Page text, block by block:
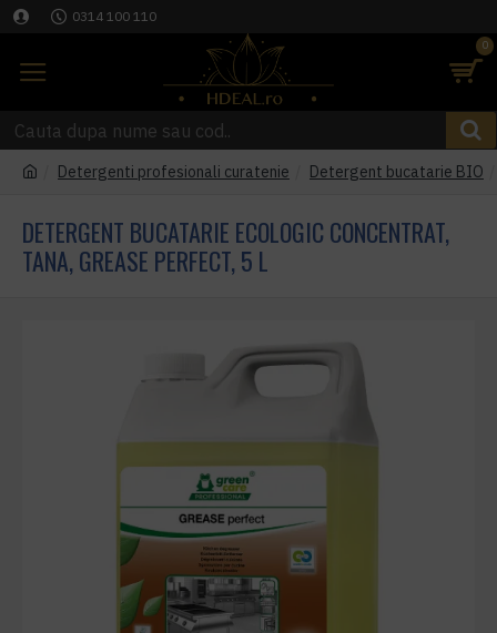
0314 100 110
0
Detergenti profesionali curatenie Detergent bucatarie BIO
DETERGENT BUCATARIE ECOLOGIC CONCENTRAT,
TANA, GREASE PERFECT, 5 L